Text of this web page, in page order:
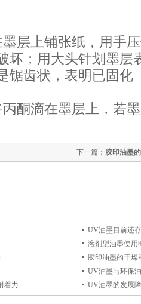
墨层上铺张纸，用手
坏；用大头针划墨层
锯齿状，表明已固化
丙酮滴在墨层上，若
下一篇： 胶印油墨
UV油墨目前还
溶剂型油墨使用
胶印油墨的干燥
UV油墨与环保
着力
UV油墨的发展